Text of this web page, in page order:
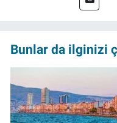
ve
Bunlar da ilginizi